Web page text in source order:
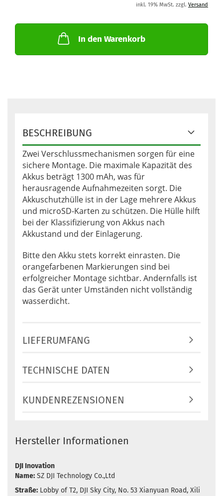
inkl. 19% MwSt. zzgl. Versand
In den Warenkorb
BESCHREIBUNG
Zwei Verschlussmechanismen sorgen für eine
sichere Montage. Die maximale Kapazität des
Akkus beträgt 1300 mAh, was für
herausragende Aufnahmezeiten sorgt. Die
Akkuschutzhülle ist in der Lage mehrere Akkus
und microSD-Karten zu schützen. Die Hülle hilft
bei der Klassifizierung von Akkus nach
Akkustand und der Einlagerung.
Bitte den Akku stets korrekt einrasten. Die
orangefarbenen Markierungen sind bei
erfolgreicher Montage sichtbar. Andernfalls ist
das Gerät unter Umständen nicht vollständig
wasserdicht.
LIEFERUMFANG
TECHNISCHE DATEN
KUNDENREZENSIONEN
Hersteller Informationen
DJI Inovation
Name: SZ DJI Technology Co.,Ltd
Straße: Lobby of T2, DJI Sky City, No. 53 Xianyuan Road, Xili